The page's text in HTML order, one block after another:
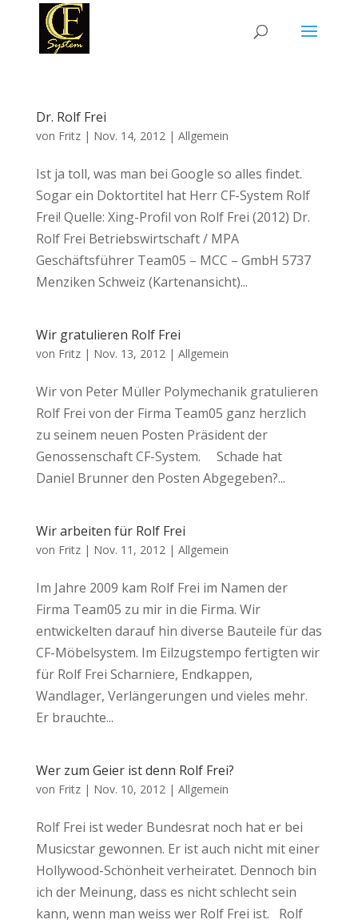
Dr. Rolf Frei
von Fritz| Nov. 14, 2012| Allgemein
Ist ja toll, was man bei Google so alles findet.
Sogar ein Doktortitel hat Herr CF-System Rolf
Frei! Quelle: Xing-Profil von Rolf Frei (2012) Dr.
Rolf Frei Betriebswirtschaft / MPA
Geschäftsführer Team05 – MCC – GmbH 5737
Menziken Schweiz (Kartenansicht)...
Wir gratulieren Rolf Frei
von Fritz| Nov. 13, 2012| Allgemein
Wir von Peter Müller Polymechanik gratulieren
Rolf Frei von der Firma Team05 ganz herzlich
zu seinem neuen Posten Präsident der
Genossenschaft CF-System. Schade hat
Daniel Brunner den Posten Abgegeben?...
Wir arbeiten für Rolf Frei
von Fritz| Nov. 11, 2012| Allgemein
Im Jahre 2009 kam Rolf Frei im Namen der
Firma Team05 zu mir in die Firma. Wir
entwickelten darauf hin diverse Bauteile für das
CF-Möbelsystem. Im Eilzugstempo fertigten wir
für Rolf Frei Scharniere, Endkappen,
Wandlager, Verlängerungen und vieles mehr.
Er brauchte...
Wer zum Geier ist denn Rolf Frei?
von Fritz| Nov. 10, 2012| Allgemein
Rolf Frei ist weder Bundesrat noch hat er bei
Musicstar gewonnen. Er ist auch nicht mit einer
Hollywood-Schönheit verheiratet. Dennoch bin
ich der Meinung, dass es nicht schlecht sein
kann, wenn man weiss wer Rolf Frei ist. Rolf